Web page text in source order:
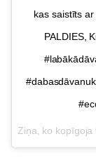
kas saistīts
PALDIES,
Ziņa, ko kopīgoja